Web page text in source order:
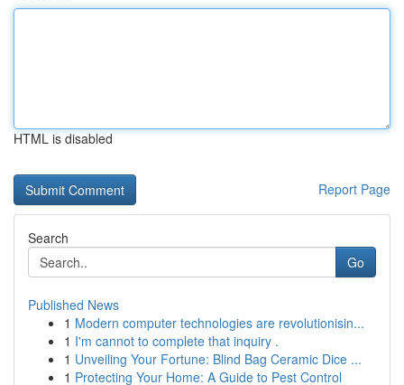
HTML is disabled
Report Page
Search
Go
Published News
1 Modern computer technologies are revolutionisin...
1 I'm cannot to complete that inquiry .
1 Unveiling Your Fortune: Blind Bag Ceramic Dice ...
1 Protecting Your Home: A Guide to Pest Control